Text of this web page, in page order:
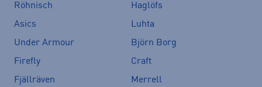
Röhnisch
Haglöfs
Asics
Luhta
Under Armour
Björn Borg
Firefly
Craft
Fjällräven
Merrell